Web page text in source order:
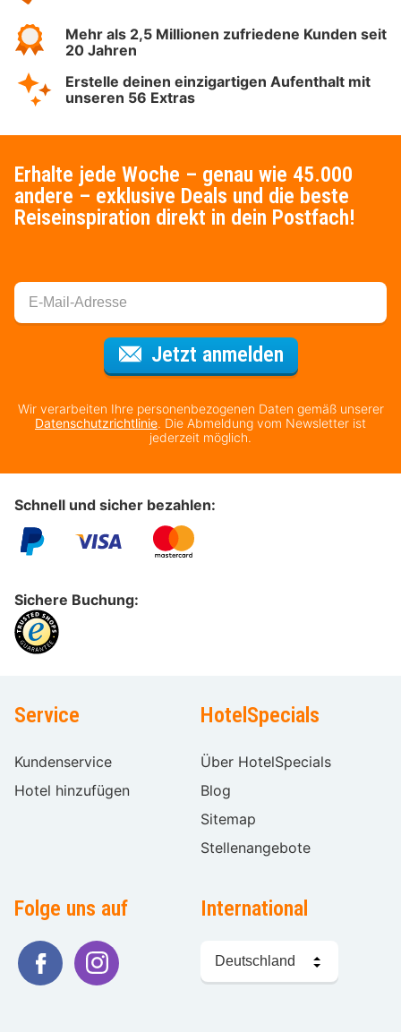
Mehr als 2,5 Millionen zufriedene Kunden seit
20 Jahren
Erstelle deinen einzigartigen Aufenthalt mit
unseren 56 Extras
Erhalte jede Woche – genau wie 45.000
andere – exklusive Deals und die beste
Reiseinspiration direkt in dein Postfach!
Jetzt anmeldenFür den
Wir verarbeiten Ihre personenbezogenen Daten gemäß unserer
Datenschutzrichtlinie. Die Abmeldung vom Newsletter ist
jederzeit möglich.
Schnell und sicher bezahlen:
Sichere Buchung:
Service
Kundenservice
Hotel hinzufügen
HotelSpecials
Über HotelSpecials
Blog
Sitemap
Stellenangebote
Folge uns auf International
wählen